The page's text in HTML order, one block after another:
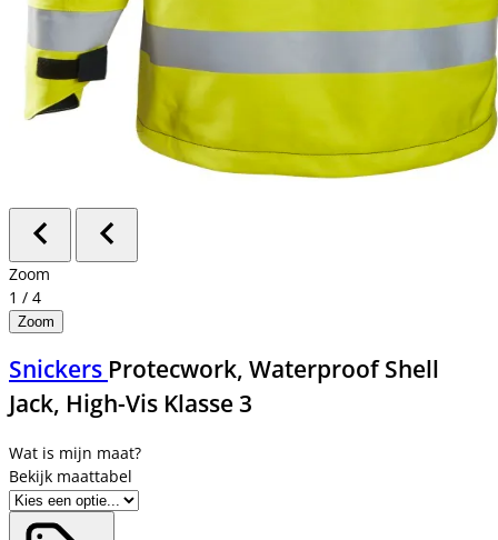
Zoom
1 / 4
Zoom
Snickers Protecwork, Waterproof Shell
Jack, High-Vis Klasse 3
Bekijk maattabel